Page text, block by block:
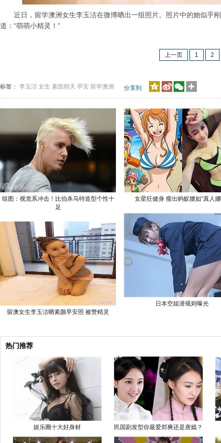
近日，留学澳洲女生李玉洁在微博晒出一组照片。照片中的她似乎
道：“萌萌小精灵！”
上一页 1 2
标签： 李玉洁 女生 素面朝天 早安 留学澳洲 分享到
组图：视觉系冲击！比伯杀马特造型个性十
足
留澳女生李玉洁晒素颜早安照 被赞精灵
女星狂健身 瘦出蚂蚁腰如“真人
日本空姐潜规则曝光
热门推荐
娱乐圈十大好身材 民国剧发型你最爱郑爽还是唐嫣？